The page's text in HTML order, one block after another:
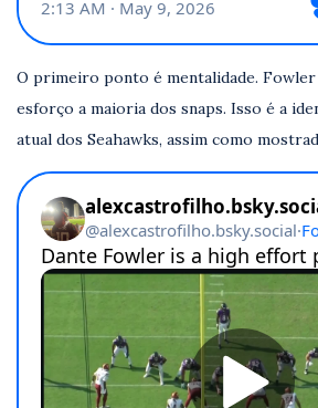
O primeiro ponto é mentalidade.
esforço a maioria dos snaps. Isso é a
atual dos Seahawks, assim como